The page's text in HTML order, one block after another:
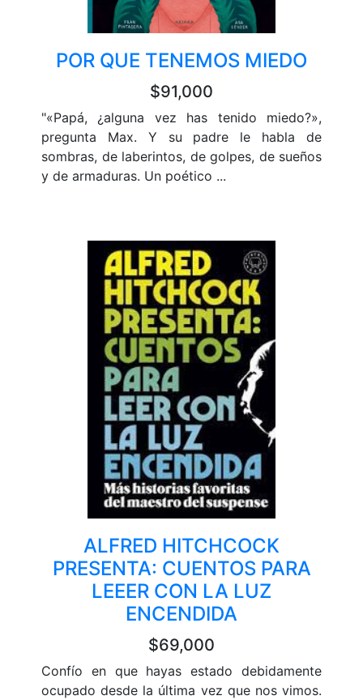
POR QUE TENEMOS MIEDO
$91,000
"«Papá, ¿alguna vez has tenido miedo?»,
pregunta Max. Y su padre le habla de
sombras, de laberintos, de golpes, de sueños
y de armaduras. Un poético ...
ALFRED HITCHCOCK
PRESENTA: CUENTOS PARA
LEEER CON LA LUZ
ENCENDIDA
$69,000
Confío en que hayas estado debidamente
ocupado desde la última vez que nos vimos.